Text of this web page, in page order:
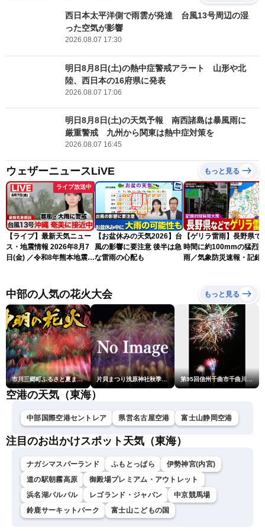
西日本太平洋側で雨雲が発達 台風13号周辺の湿
った空気が影響
2026.08.07 17:30
明日8月8日(土)の熱中症警戒アラート 山形や北
陸、西日本の16府県に発表
2026.08.07 17:06
明日8月8日(土)の天気予報 南西諸島は暴風雨に
厳重警戒 九州から関東は熱中症対策を
2026.08.07 16:45
ウェザーニュースLiVE もっと見る
ライブ放送中
【ライブ】最新天気ニュー
ス・地震情報 2026年8月7
日(金) ／令和8年熊本地震情
ーン・駒木結衣／内藤邦
裕〉
【お盆休みの天気2026】台
風の影響に要注意 後半は急
な雷雨の心配も
【ゲリラ雷雨】長野県で1
時間に約100mmの猛烈な
雨／気象防災速報・記録
中部の人気の花火大会 もっと見る
市川三郷町ふるさと夏まつり第38回神明の花火大会 片貝まつり浅原神社秋季例大祭奉納大煙火 第95回信州千曲市千曲川納涼煙火大会
空港の天気（東海）
中部国際空港セントレア 県営名古屋空港 富士山静岡空港
注目のお出かけスポット天気（東海）
ナガシマスパーランド ふもとっぱら
伊勢神宮(内宮)
道の駅朝霧高原
御殿場プレミアム・アウトレット
浜名湖パルパル
レゴランド・ジャパン
中京競馬場
鈴鹿サーキットパーク
富士山こどもの国